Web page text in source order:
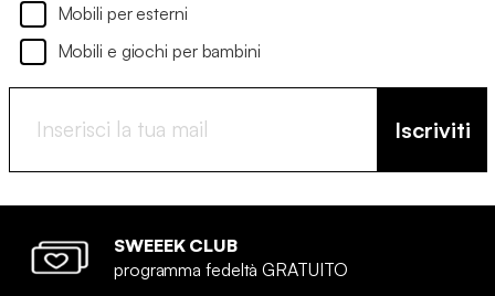
Mobili per esterni
Mobili e giochi per bambini
Iscriviti
SWEEEK CLUB
programma fedeltà GRATUITO